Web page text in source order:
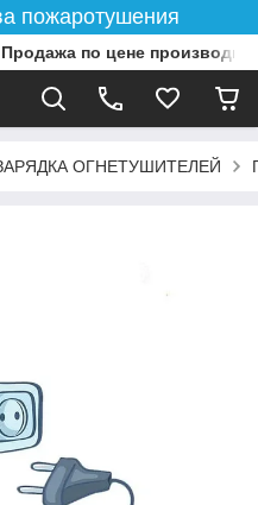
пожаротушения
Продажа по цене
ОГНЕТУШИТЕЛЕЙ